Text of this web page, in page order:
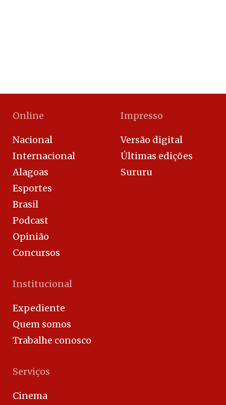
Online
Nacional
Internacional
Alagoas
Esportes
Brasil
Podcast
Opinião
Concursos
Impresso
Versão digital
Últimas edições
Sururu
Institucional
Expediente
Quem somos
Trabalhe conosco
Serviços
Cinema